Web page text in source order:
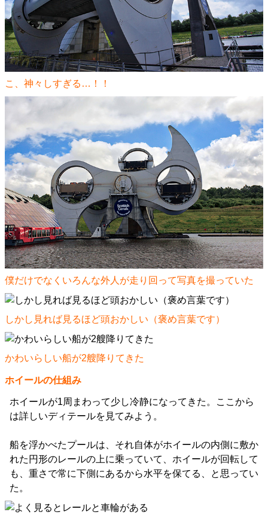
こ、神々しすぎる…！！
僕だけでなくいろんな外人が走り回って写真を撮っていた
しかし見れば見るほど頭おかしい（褒め言葉です）
かわいらしい船が2艘降りてきた
ホイールの仕組み
ホイールが1周まわって少し冷静になってきた。ここから
は詳しいディテールを見てみよう。
船を浮かべたプールは、それ自体がホイールの内側に敷か
れた円形のレールの上に乗っていて、ホイールが回転して
も、重さで常に下側にあるから水平を保てる、と思ってい
た。